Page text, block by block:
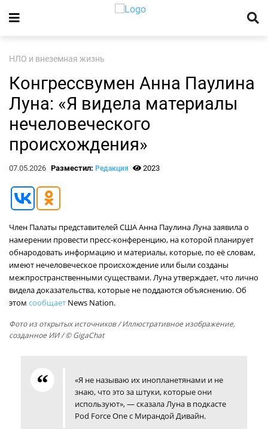
НЛО и внеземная жизнь
Конгрессвумен Анна Паулина
Луна: «Я видела материалы
нечеловеческого
происхождения»
07.05.2026 Разместил: Редакция 2023
Член Палаты представителей США Анна Паулина Луна заявила о
намерении провести пресс-конференцию, на которой планирует
обнародовать информацию и материалы, которые, по её словам,
имеют нечеловеческое происхождение или были созданы
межпространственными существами. Луна утверждает, что лично
видела доказательства, которые не поддаются объяснению. Об
этом сообщает News Nation.
Фото из открытых источников/ Иллюстративное изображение,
созданное ИИ / © GigaChat
«Я не называю их инопланетянами и не
знаю, что это за штуки, которые они
используют», — сказала Луна в подкасте
Pod Force One с Мирандой Дивайн.